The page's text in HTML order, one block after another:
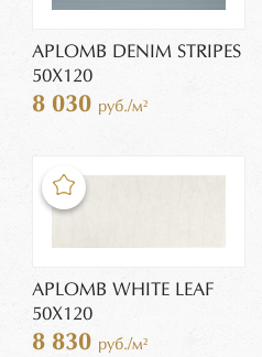
APLOMB DENIM STRIPES
50X120
8 030 руб./м²
APLOMB WHITE LEAF
50X120
8 830 руб./м²